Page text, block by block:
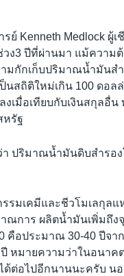
ย์ Kenneth Medlock ผู้
วง3 ปีที่ผ่านมา แม้ความ
มกักเก็บปริมาณน้ำมันสำ
นสถิติใหม่เกิน 100 ดอล
เมื่อเทียบกับเงินสกุลอื่
หรัฐ
ปริมาณน้ำมันดิบสำรอ
มเคมีและชีวโมเลกุลแ
ณการ ผลิตน้ำมันเพิ่มถึง
คือประมาณ 30-40 ปีจ
หมายความว่าในอนาค
ด้ต่อไปอีกนานนะครับ น